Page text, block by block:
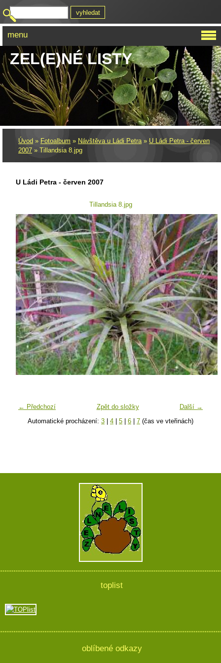
ZEL(E)NÉ LISTY
Úvod » Fotoalbum » Návštěva u Ládi Petra» U Ládi Petra - červen
2007 » Tillandsia 8.jpg
U Ládi Petra - červen 2007
Tillandsia 8.jpg
← Předchozí Další →
Zpět do složky
Automatické procházení: 3 | 4 | 5 | 6 | 7 (čas ve vteřinách)
menu
toplist
oblíbené odkazy